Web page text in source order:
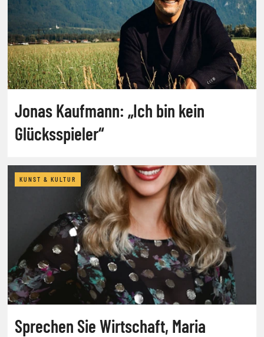
Jonas Kaufmann: „Ich bin kein
Glücksspieler“
KUNST & KULTUR
Sprechen Sie Wirtschaft, Maria